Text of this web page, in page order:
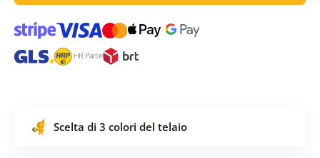
Scelta di 3 colori del telaio